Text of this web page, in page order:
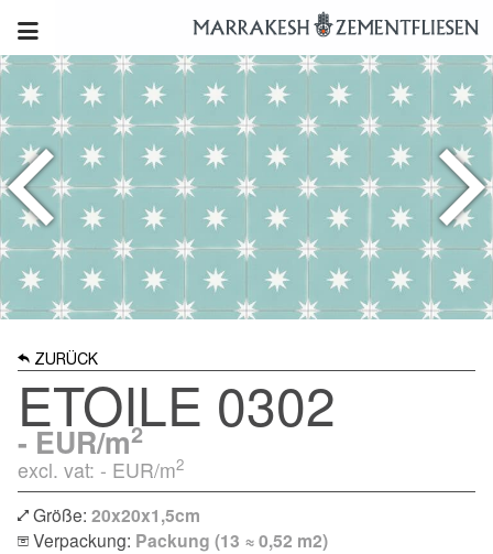
ZURÜCK
ETOILE 0302
- EUR/m2
excl. vat: - EUR/m2
Größe: 20x20x1,5cm
Verpackung: Packung (13 ≈ 0,52 m2)